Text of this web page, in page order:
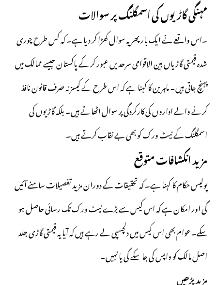
مہنگی گاڑیوں کی اسمگلنگ پر سوالات
۔اس واقعے نے ایک بار پھر یہ سوال کھڑا کر دیا ہے۔ کہ کس طرح چوری
شدہ قیمتی گاڑیاں بین الاقوامی سرحدیں عبور کر کے پاکستان جیسے ممالک میں
پہنچ جاتی ہیں۔ ماہرین کا کہنا ہے کہ اس طرح کے کیسز نہ صرف قانون نافذ
کرنے والے اداروں کی کارکردگی پر سوال اٹھاتے ہیں۔ بلکہ گاڑیوں کی
اسمگلنگ کے نیٹ ورک کو بھی بے نقاب کرتے ہیں۔
مزید انکشافات متوقع
پولیس حکام کا کہنا ہے۔ کہ تحقیقات کے دوران مزید تفصیلات سامنے آئیں
گی اور امکان ہے کہ اس کیس سے بڑے نیٹ ورک تک رسائی حاصل ہو
سکے۔ عوام بھی اس کیس میں دلچسپی لے رہے ہیں کہ آیا یہ قیمتی گاڑی جلد
اصل مالک کو واپس کی جا سکے گی یا نہیں۔
مزید پڑھیں